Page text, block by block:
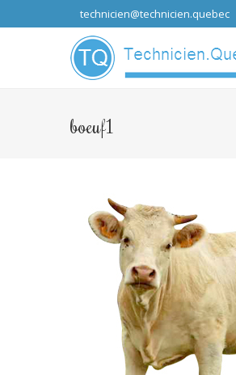
technicien@technicien.quebec
boeuf1